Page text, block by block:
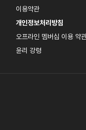
이용약관
개인정보처리방침
오프라인 멤버십 이용 약
윤리 강령